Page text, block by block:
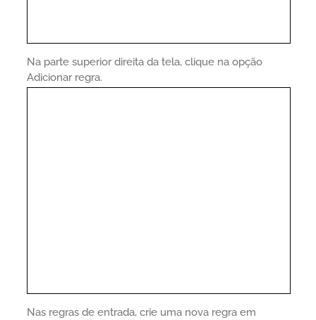
Na parte superior direita da tela, clique na opção
Adicionar regra.
Nas regras de entrada, crie uma nova regra em